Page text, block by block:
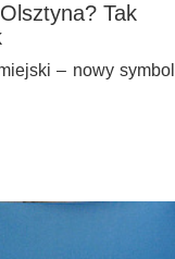
Tak
– nowy symbol